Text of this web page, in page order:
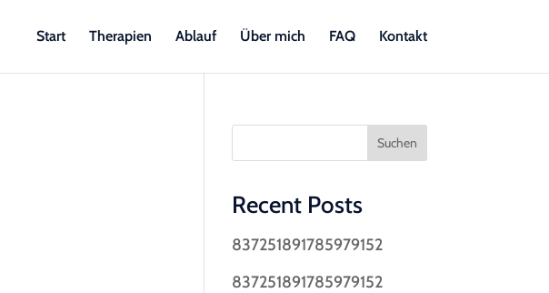
Start Therapien Ablauf Über mich FAQ Kontakt
Suchen
Recent Posts
837251891785979152
837251891785979152